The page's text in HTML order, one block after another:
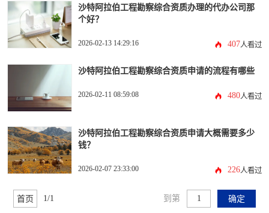
沙特阿拉伯工程勘察综合资质办理的代办公司那
个好？
2026-02-13 14:29:16 407人看过
沙特阿拉伯工程勘察综合资质申请的流程有哪些
2026-02-11 08:59:08 480人看过
沙特阿拉伯工程勘察综合资质申请大概需要多少
钱？
2026-02-07 23:33:00 226人看过
首页 1/1 到第 确定